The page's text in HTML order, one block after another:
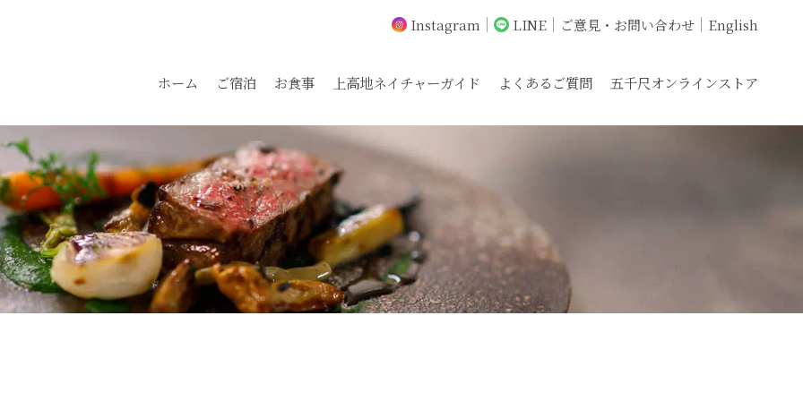
Instagram LINE ご意見・お問い合わせ English
ホーム ご宿泊 お食事 上高地ネイチャーガイド よくあるご質問 五千尺オンラインストア